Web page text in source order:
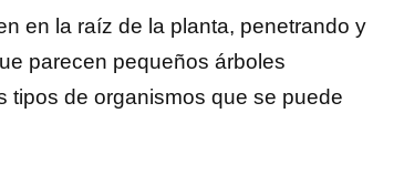
en la raíz de la planta, penetrando y
parecen pequeños árboles
tipos de organismos que se puede